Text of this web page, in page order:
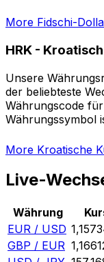
More Fidschi-
HRK -
Unsere
der beliebteste
Währungscode
Währungssymbol
More Kroatische
Live-
Währung
EUR / USD
GBP / EUR